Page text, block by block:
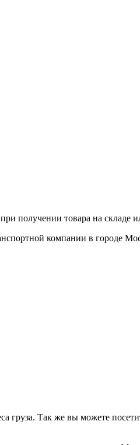
получении товара на складе
компании в городе
груза. Так же вы можете